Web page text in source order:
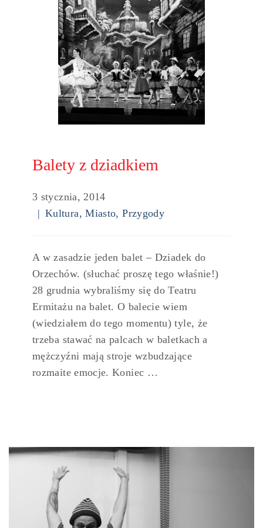
Balety z dziadkiem
3 stycznia, 2014
Kultura,Miasto,Przygody
A w zasadzie jeden balet – Dziadek do
Orzechów. (słuchać proszę tego właśnie!)
28 grudnia wybraliśmy się do Teatru
Ermitażu na balet. O balecie wiem
(wiedziałem do tego momentu) tyle, że
trzeba stawać na palcach w baletkach a
mężczyźni mają stroje wzbudzające
rozmaite emocje. Koniec …